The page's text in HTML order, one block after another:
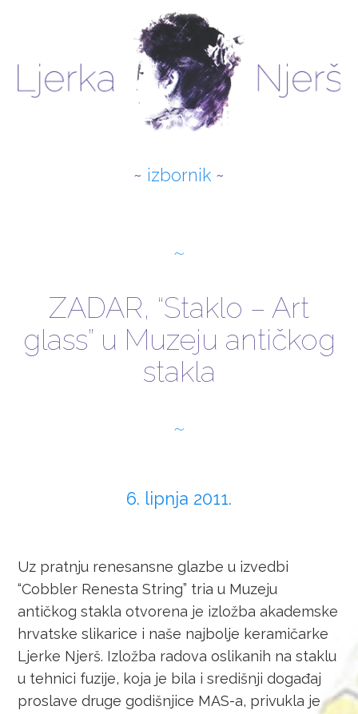
izbornik
RADOVI
IZLOŽBE
ENGLISH
ZADAR, “Staklo – Art
glass” u Muzeju antičkog
stakla
6. lipnja 2011.
Uz pratnju renesansne glazbe u izvedbi
“Cobbler Renesta String” tria u Muzeju
antičkog stakla otvorena je izložba akademske
hrvatske slikarice i naše najbolje keramičarke
Ljerke Njerš. Izložba radova oslikanih na staklu
u tehnici fuzije, koja je bila i središnji događaj
proslave druge godišnjice MAS-a, privukla je